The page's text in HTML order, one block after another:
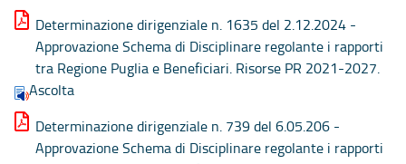
Determinazione dirigenziale n. 1635 del 2.12.2024 -
Approvazione Schema di Disciplinare regolante i rapporti
tra Regione Puglia e Beneficiari. Risorse PR 2021-2027.
Ascolta
Determinazione dirigenziale n. 739 del 6.05.206 -
Approvazione Schema di Disciplinare regolante i rapporti